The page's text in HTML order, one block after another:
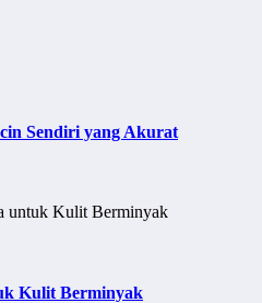
Sendiri yang Akurat
Kulit Berminyak